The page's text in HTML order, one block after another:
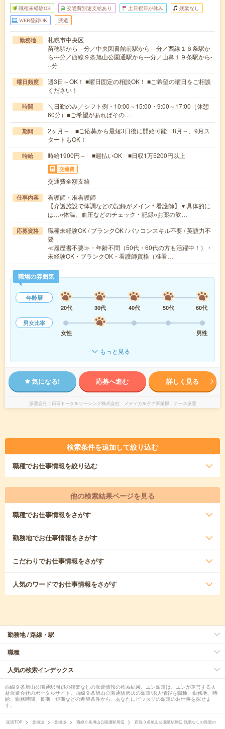
職種未経験OK 交通費別途支給あり 土日祝日が休み 残業なし
WEB登録OK 派遣
勤務地
札幌市中央区
苗穂駅から---分／中央図書館前駅から---分／西線１６条駅か
ら---分／西線９条旭山公園通駅から---分／山鼻１９条駅から-
--分
曜日頻度
週3日～OK！ ■曜日固定の相談OK！ ■ご希望の曜日をご相談
ください！
時間
＼日勤のみ／シフト例・10:00～15:00・9:00～17:00（休憩
60分）■ご希望があればその…
期間
2ヶ月～ ■ご応募から最短3日後に開始可能 8月～、9月ス
タートもOK！
時給 時給1900円～ ■週払いOK ■日収1万5200円以上
交通費
交通費全額支給
仕事内容
看護師・准看護師
【介護施設で体調などの記録がメイン＊看護師】▼具体的に
は…○体温、血圧などのチェック・記録○お薬の飲…
応募資格
職種未経験OK / ブランクOK / パソコンスキル不要 / 英語力不
要
≪履歴書不要≫・年齢不問（50代・60代の方も活躍中！）・
未経験OK・ブランクOK・看護師資格（准看…
職場の雰囲気
年齢層
20代
30代 40代 50代
60代
男女比率
女性
男性
もっと見る
気になる! 応募へ進む 詳しく見る
派遣会社 日研トータルソーシング株式会社 メディカルケア事業部 ナース派遣
検索条件を追加して絞り込む
職種でお仕事情報を絞り込む
他の検索結果ページを見る
職種でお仕事情報をさがす
勤務地でお仕事情報をさがす
こだわりでお仕事情報をさがす
人気のワードでお仕事情報をさがす
勤務地 / 路線・駅
職種
人気の検索インデックス
西線９条旭山公園通駅周辺の残業なしの派遣情報の検索結果。エン派遣は、エンが運営する人
材派遣会社のポータルサイト。西線９条旭山公園通駅周辺の派遣/求人情報を職種、勤務地、時
給、勤務時間、長期・短期などの希望条件から、あなたにピッタリの派遣のお仕事を探せま
す。
派遣TOP 北海道 北海道 西線９条旭山公園通駅周辺
西線９条旭山公園通駅周辺 残業なしの派遣の